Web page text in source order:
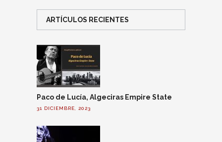
ARTÍCULOS RECIENTES
Paco de Lucía, Algeciras Empire State
31 DICIEMBRE, 2023